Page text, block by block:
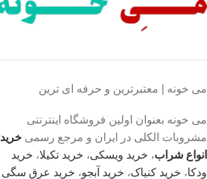
می خونه | معتبرترین و حرفه ای ترین
می خونه بعنوان اولین فروشگاه اینترنتی
مشروبات الکلی در ایران و مرجع رسمی خرید
انواع شراب، خرید ویسکی، خرید تکیلا، خرید
ودکا، خرید کنیاک، خرید آبجو، خرید عرق سگی